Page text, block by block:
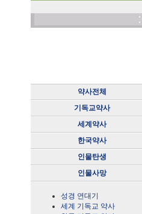
약사전체
기독교약사
세계약사
한국약사
인물탄생
인물사망
성경 연대기
세계 기독교 약사